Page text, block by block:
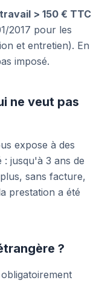
> 150 € TTC
2017 pour les
et entretien). En
imposé.
ne veut pas
expose à des
: jusqu'à 3 ans de
sans facture,
prestation a été
?